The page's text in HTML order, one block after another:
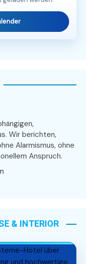
Wir berichten,
Alarmismus, ohne
Anspruch.
& INTERIOR